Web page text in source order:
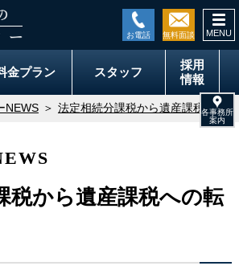
金プラン スタッフ
採用
情報
NEWS 法定相続分課税から遺産課税への
税から遺産課税への転